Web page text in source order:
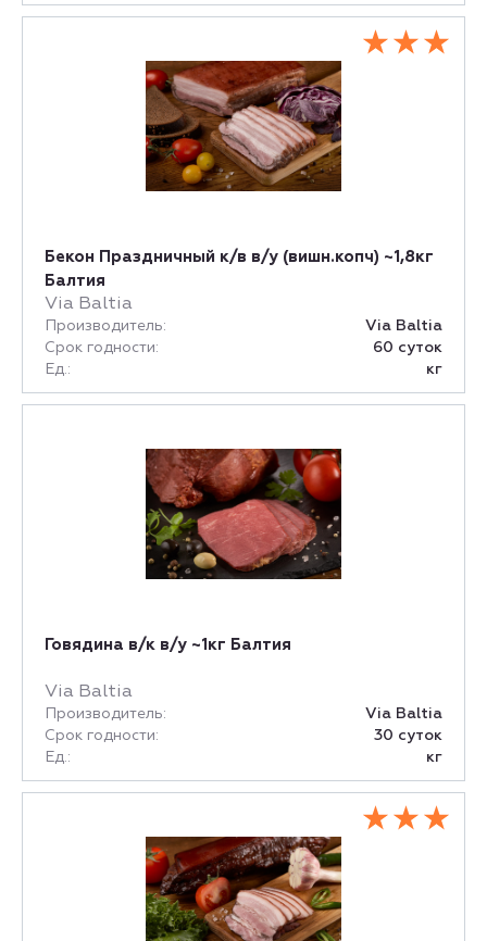
Бекон Праздничный к/в в/у (вишн.копч) ~1,8кг
Балтия
Via Baltia
Производитель:
Via Baltia
Срок годности:
60 суток
Ед.:
кг
Говядина в/к в/у ~1кг Балтия
Via Baltia
Производитель:
Via Baltia
Срок годности:
30 суток
Ед.:
кг